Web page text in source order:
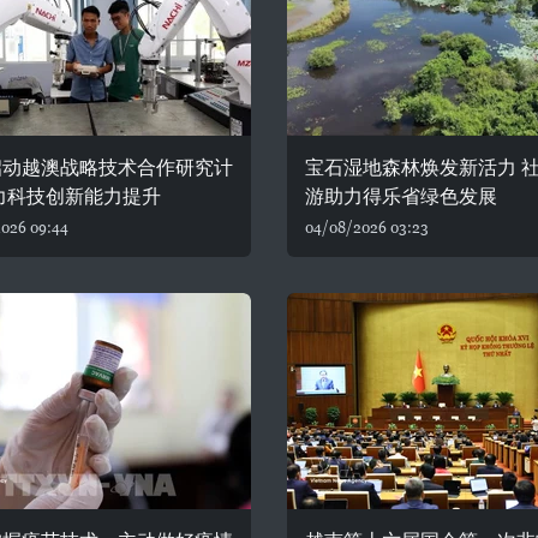
越澳战略技术合作研究计
科技创新能力提升
09:44
宝石湿地森林焕发新活力
游助力得乐省绿色发展
04/08/2026 03:23